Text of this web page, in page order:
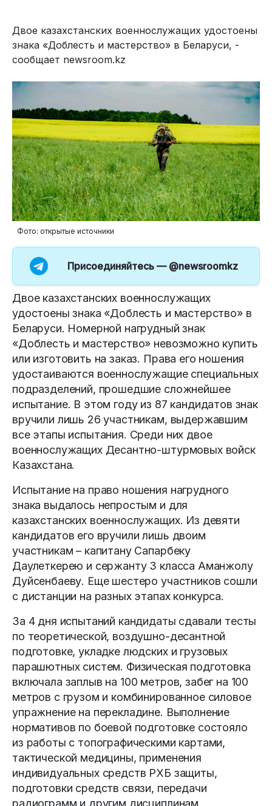
Двое казахстанских военнослужащих удостоены
знака «Доблесть и мастерство» в Беларуси, -
сообщает newsroom.kz
Фото: открытые источники
Присоединяйтесь — @newsroomkz
Двое казахстанских военнослужащих
удостоены знака «Доблесть и мастерство» в
Беларуси. Номерной нагрудный знак
«Доблесть и мастерство» невозможно купить
или изготовить на заказ. Права его ношения
удостаиваются военнослужащие специальных
подразделений, прошедшие сложнейшее
испытание. В этом году из 87 кандидатов знак
вручили лишь 26 участникам, выдержавшим
все этапы испытания. Среди них двое
военнослужащих Десантно-штурмовых войск
Казахстана.
Испытание на право ношения нагрудного
знака выдалось непростым и для
казахстанских военнослужащих. Из девяти
кандидатов его вручили лишь двоим
участникам – капитану Сапарбеку
Даулеткерею и сержанту 3 класса Аманжолу
Дуйсенбаеву. Еще шестеро участников сошли
с дистанции на разных этапах конкурса.
За 4 дня испытаний кандидаты сдавали тесты
по теоретической, воздушно-десантной
подготовке, укладке людских и грузовых
парашютных систем. Физическая подготовка
включала заплыв на 100 метров, забег на 100
метров с грузом и комбинированное силовое
упражнение на перекладине. Выполнение
нормативов по боевой подготовке состояло
из работы с топографическими картами,
тактической медицины, применения
индивидуальных средств РХБ защиты,
подготовки средств связи, передачи
радиограмм и другим дисциплинам.